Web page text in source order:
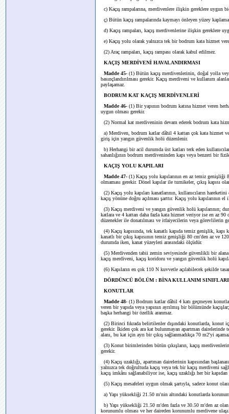
c) Kaçış rampalarına, merdivenlere ilişkin gereklere uygun
ç) Bütün kaçış rampalarında kaymayı önleyen yüzey
d) Kaçış rampaları, kaçış merdivenlerine ilişkin gereklere
e) Kaçış yolu olarak yalnızca tek bir bodrum kata hizmet
(2) Araç rampaları, kaçış rampası olarak kabul edilmez.
KAÇIŞ MERDİVENİ HAVALANDIRMASI
Madde 45- (1) Bütün kaçış merdivenlerinin, doğal yolla
basınçlandırılması gerekir. Kaçış merdiveni ve kullanım
paylaşamaz.
BODRUM KAT KAÇIŞ MERDİVENLERİ
Madde 46- (1) Bir yapının bodrum katına hizmet veren
uygun olması gerekir.
(2) Normal kat merdiveninin devam ederek bodrum kata
a) Merdiven, bodrum katlar dâhil 4 kattan çok kata hizmet
giriş için yangın güvenlik holü düzenlenir.
b) Herhangi bir acil durumda üst katları terk eden
sahanlığının bodrum merdiveninden kapı veya benzeri bir
KAÇIŞ YOLU KAPILARI
Madde 47- (1) Kaçış yolu kapılarının en az temiz
olmaması gerekir. Dönel kapılar ile turnikeler, çıkış kapısı
(2) Kaçış yolu kapıları kanatlarının, kullanıcıların
kaçış yönüne doğru açılması şarttır. Kaçış yolu kapılarının
(3) Kaçış merdiveni ve yangın güvenlik holü kapılarının;
katlara ve 4 kattan daha fazla kata hizmet veriyor ise en az 90
düzenekler ile donatılması ve itfaiyecilerin veya görevlilerin
(4) Kaçış kapısında, tek kanatlı kapıda temiz genişlik, kapı
kanatlı bir çıkış kapısının temiz genişliği 80 cm'den az ve
durumda iken, kanat yüzeyleri arasındaki ölçüdür.
(5) Merdivenden tabii zemin seviyesinde güvenlikli bir alana
kaçış merdiveni, kaçış koridoru ve yangın güvenlik holü
(6) Kapıların en çok 110 N kuvvetle açılabilecek şekilde
DÖRDÜNCÜ BÖLÜM : BİNA KULLANIM
KONUTLAR
Madde 48- (1) Bodrum katlar dâhil 4 katı geçmeyen
veren bir yapıda veya yapının ayrılmış bir bölümünde
başka herhangi bir özellik aranmaz.
(2) Birinci fıkrada belirtilenler dışındaki konutlarda, konut
gerekir. İkiden çok ara kat bulunmayan apartman dairelerinde
alanı, bu kat için ayrı bir çıkış sağlanmadıkça 70 m2'yi
(3) Konut birimlerinden bütün çıkışların, kaçış
gerekir.
(4) Kaçış uzaklığı, apartman dairelerinin kapısından
yalnızca tek doğrultuda kaçış veya tek bir kaçış merdiveni
kaçış imkânı sağlanabiliyor ise, kaçış uzaklığı her bir
(5) Kaçış mesafeleri uygun olmak şartıyla, sadece konut
a) Yapı yüksekliği 21.50 m'nin altındaki konutlarda
b) Yapı yüksekliği 21.50 m'den fazla ve 30.50 m'den az
korunumlu olması ve her daireden korunumlu merdivene